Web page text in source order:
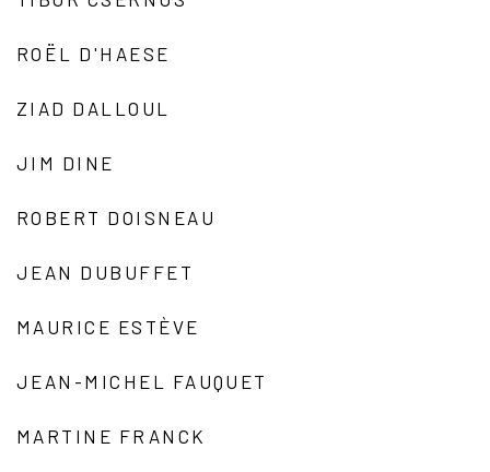
ROËL D'HAESE
ZIAD DALLOUL
JIM DINE
ROBERT DOISNEAU
JEAN DUBUFFET
MAURICE ESTÈVE
JEAN-MICHEL FAUQUET
MARTINE FRANCK